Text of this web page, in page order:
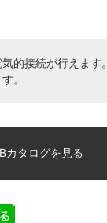
的接続が行えます。
。
カタログを見る